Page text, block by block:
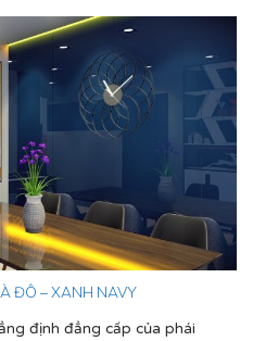
ĐÔ – XANH NAVY
định đẳng cấp của phái